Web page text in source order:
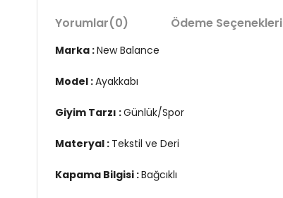
Yorumlar(0) Ödeme Seçenekleri
Marka :New Balance
Model :Ayakkabı
Giyim Tarzı :Günlük/Spor
Materyal : Tekstil ve Deri
Kapama Bilgisi :Bağcıklı